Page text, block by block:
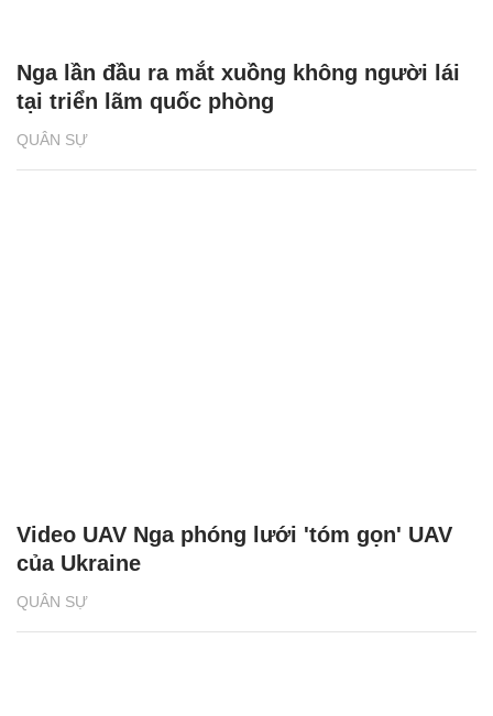
QUÂN SỰ
Nga lần đầu ra mắt xuồng không người lái
tại triển lãm quốc phòng
QUÂN SỰ
Video UAV Nga phóng lưới 'tóm gọn' UAV
của Ukraine